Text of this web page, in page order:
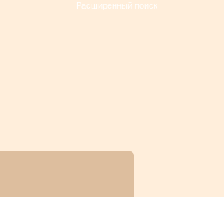
Расширенный поиск